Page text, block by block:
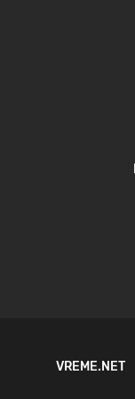
VREME.NET